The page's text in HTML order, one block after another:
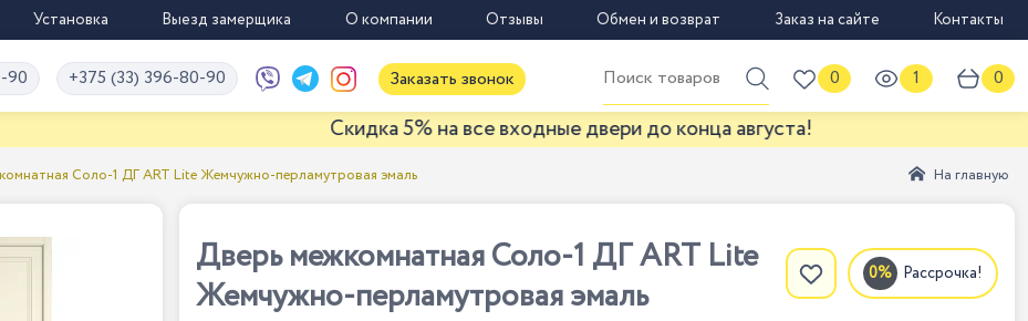
Установка Выезд замерщика О компании Отзывы Обмен и возврат Заказ на сайте Контакты
90 +375 (33) 396-80-90 Заказать звонок 0 1 0
Скидка 5% на все входные двери до конца августа!
Соло-1 ДГ ART Lite Жемчужно-перламутровая эмаль На главную
Дверь межкомнатная Соло-1 ДГ ART Lite
Жемчужно-перламутровая эмаль
Рассрочка!